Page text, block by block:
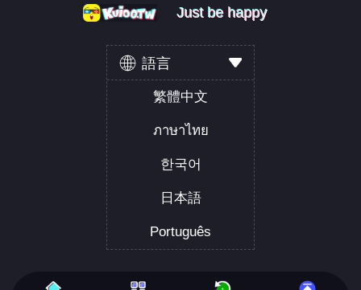
Just be happy
Just be happy
Just be happy
語言
繁體中文
ภาษาไทย
한국어
日本語
Português